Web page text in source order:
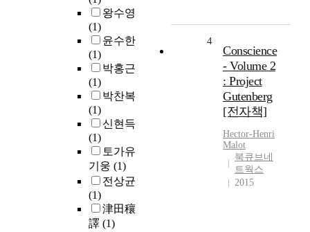
왕수영
(1)
윤수한
(1)
박홍근
(1)
박찬복
(1)
신현득
(1)
토가유
기웅 (1)
전상균
(1)
津田穰
譯 (1)
4
Conscience
- Volume 2
: Project
Gutenberg
[전자책]
Hector-Henri
Malot
북큐브네
트웍스
2015